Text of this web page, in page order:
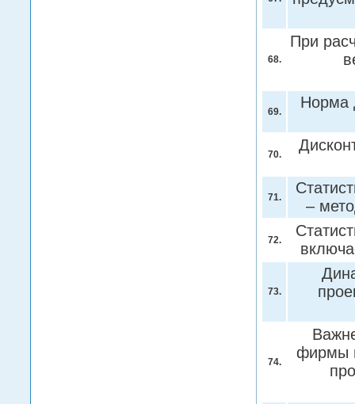
68.
При
69.
Норма
70.
71.
–
72.
73.
74.
фирмы